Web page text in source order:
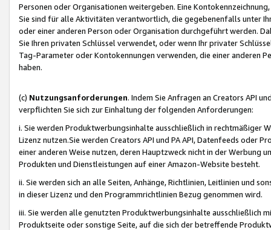
Personen oder Organisationen weitergeben. Eine
Sie sind für alle Aktivitäten verantwortlich, die gegebenenfalls unter
oder einer anderen Person oder Organisation durchgeführt werden.
Sie Ihren privaten Schlüssel verwendet, oder wenn Ihr privater
Tag-Parameter oder Kontokennungen verwenden, die einer anderen
haben.
(c) Nutzungsanforderungen. Indem Sie Anfragen an Creators API
verpflichten Sie sich zur Einhaltung der folgenden Anforderungen:
i. Sie werden Produktwerbungsinhalte ausschließlich in rechtmäßiger
Lizenz nutzen.Sie werden Creators API und PA API, Datenfeeds oder
einer anderen Weise nutzen, deren Hauptzweck nicht in der Werbung
Produkten und Dienstleistungen auf einer Amazon-Website besteht.
ii. Sie werden sich an alle Seiten, Anhänge, Richtlinien, Leitlinien und
in dieser Lizenz und den Programmrichtlinien Bezug genommen wird.
iii. Sie werden alle genutzten Produktwerbungsinhalte ausschließlich
Produktseite oder sonstige Seite, auf die sich der betreffende